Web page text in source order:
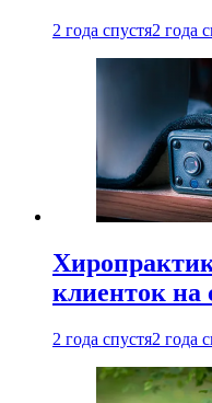
2 года спустя2 года
клиенток
2 года спустя2 года